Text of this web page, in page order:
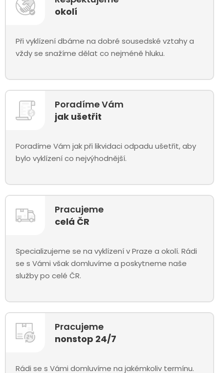
okolí
Při vyklízení dbáme na dobré sousedské vztahy a
vždy se snažíme dělat co nejméně hluku.
Poradíme Vám
jak ušetřit
Poradíme Vám jak při likvidaci odpadu ušetřit, aby
bylo vyklízení co nejvýhodnější.
Pracujeme
celá ČR
Specializujeme se na vyklízení v Praze a okolí. Rádi
se s Vámi však domluvíme a poskytneme naše
služby po celé ČR.
Pracujeme
nonstop 24/7
Rádi se s Vámi domluvíme na jakémkoliv termínu.